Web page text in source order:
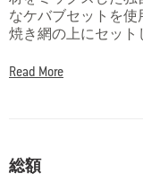
なケバブセットを使
焼き網の上にセッ
供できます。
Read More
総額